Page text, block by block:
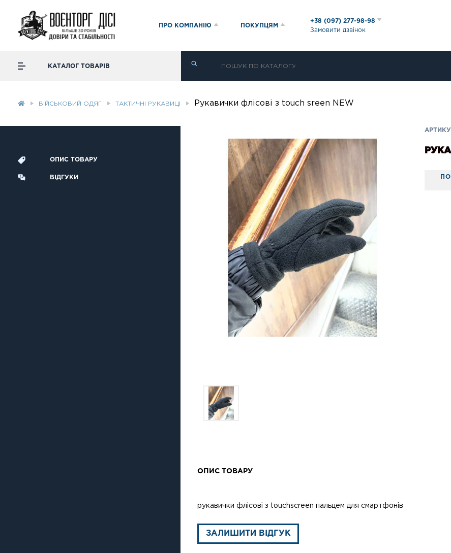
ПРО КОМПАНІЮ ПОКУПЦЯМ
+38 (097) 277-98-98
Замовити дзвінок
КАТАЛОГ ТОВАРІВ
ВІЙСЬКОВИЙ ОДЯГ ТАКТИЧНІ РУКАВИЦІ Рукавички флісові з touch sreen NEW
ОПИС ТОВАРУ
ВІДГУКИ
ОПИС ТОВАРУ
рукавички флісові з touchscreen пальцем для смартфонів
ЗАЛИШИТИ ВІДГУК